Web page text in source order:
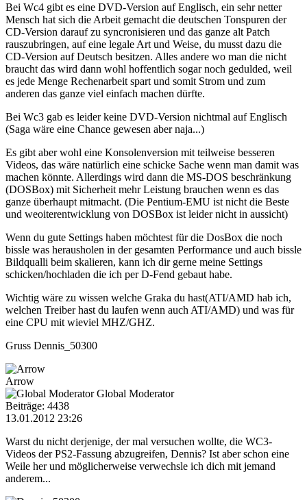
Bei Wc4 gibt es eine DVD-Version auf Englisch, ein sehr netter
Mensch hat sich die Arbeit gemacht die deutschen Tonspuren der
CD-Version darauf zu syncronisieren und das ganze alt Patch
rauszubringen, auf eine legale Art und Weise, du musst dazu die
CD-Version auf Deutsch besitzen. Alles andere wo man die nicht
braucht das wird dann wohl hoffentlich sogar noch gedulded, weil
es jede Menge Rechenarbeit spart und somit Strom und zum
anderen das ganze viel einfach machen dürfte.
Bei Wc3 gab es leider keine DVD-Version nichtmal auf Englisch
(Saga wäre eine Chance gewesen aber naja...)
Es gibt aber wohl eine Konsolenversion mit teilweise besseren
Videos, das wäre natürlich eine schicke Sache wenn man damit was
machen könnte. Allerdings wird dann die MS-DOS beschränkung
(DOSBox) mit Sicherheit mehr Leistung brauchen wenn es das
ganze überhaupt mitmacht. (Die Pentium-EMU ist nicht die Beste
und weoiterentwicklung von DOSBox ist leider nicht in aussicht)
Wenn du gute Settings haben möchtest für die DosBox die noch
bissle was herausholen in der gesamten Performance und auch bissle
Bildqualli beim skalieren, kann ich dir gerne meine Settings
schicken/hochladen die ich per D-Fend gebaut habe.
Wichtig wäre zu wissen welche Graka du hast(ATI/AMD hab ich,
welchen Treiber hast du laufen wenn auch ATI/AMD) und was für
eine CPU mit wieviel MHZ/GHZ.
Gruss Dennis_50300
Arrow
Global Moderator
Beiträge: 4438
13.01.2012 23:26
Warst du nicht derjenige, der mal versuchen wollte, die WC3-
Videos der PS2-Fassung abzugreifen, Dennis? Ist aber schon eine
Weile her und möglicherweise verwechsle ich dich mit jemand
anderem...